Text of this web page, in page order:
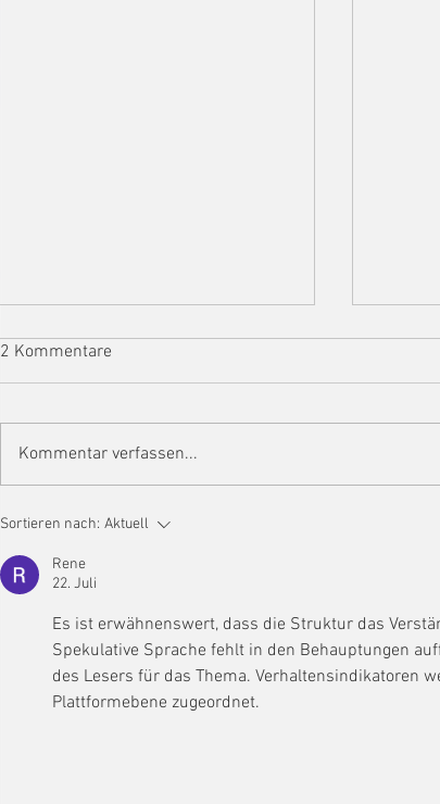
Es grünt so grün...
2 Kommentare
Kommentar verfassen...
Sortieren nach: Aktuell
Rene
22. Juli
Es ist erwähnenswert, dass die Struktur das
Spekulative Sprache fehlt in den Behauptungen
des Lesers für das Thema. Verhaltensindikatoren
Plattformebene zugeordnet.